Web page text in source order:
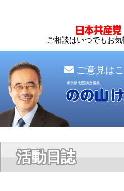
ご相談はいつでもお
ご意見は
活動日誌